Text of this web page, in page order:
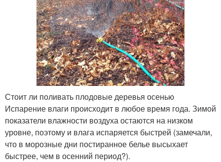
Стоит ли поливать плодовые деревья осенью
Испарение влаги происходит в любое время года. Зимой
показатели влажности воздуха остаются на низком
уровне, поэтому и влага испаряется быстрей (замечали,
что в морозные дни постиранное белье высыхает
быстрее, чем в осенний период?).